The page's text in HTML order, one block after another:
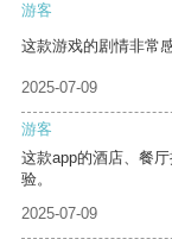
游客
这款游戏的剧情非常
2025-07-09
游客
这款app的酒店、餐
验。
2025-07-09